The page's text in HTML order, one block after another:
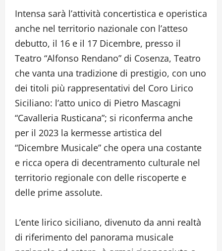
Intensa sarà l’attività concertistica e operistica
anche nel territorio nazionale con l’atteso
debutto, il 16 e il 17 Dicembre, presso il
Teatro “Alfonso Rendano” di Cosenza, Teatro
che vanta una tradizione di prestigio, con uno
dei titoli più rappresentativi del Coro Lirico
Siciliano: l’atto unico di Pietro Mascagni
“Cavalleria Rusticana”; si riconferma anche
per il 2023 la kermesse artistica del
“Dicembre Musicale” che opera una costante
e ricca opera di decentramento culturale nel
territorio regionale con delle riscoperte e
delle prime assolute.
L’ente lirico siciliano, divenuto da anni realtà
di riferimento del panorama musicale